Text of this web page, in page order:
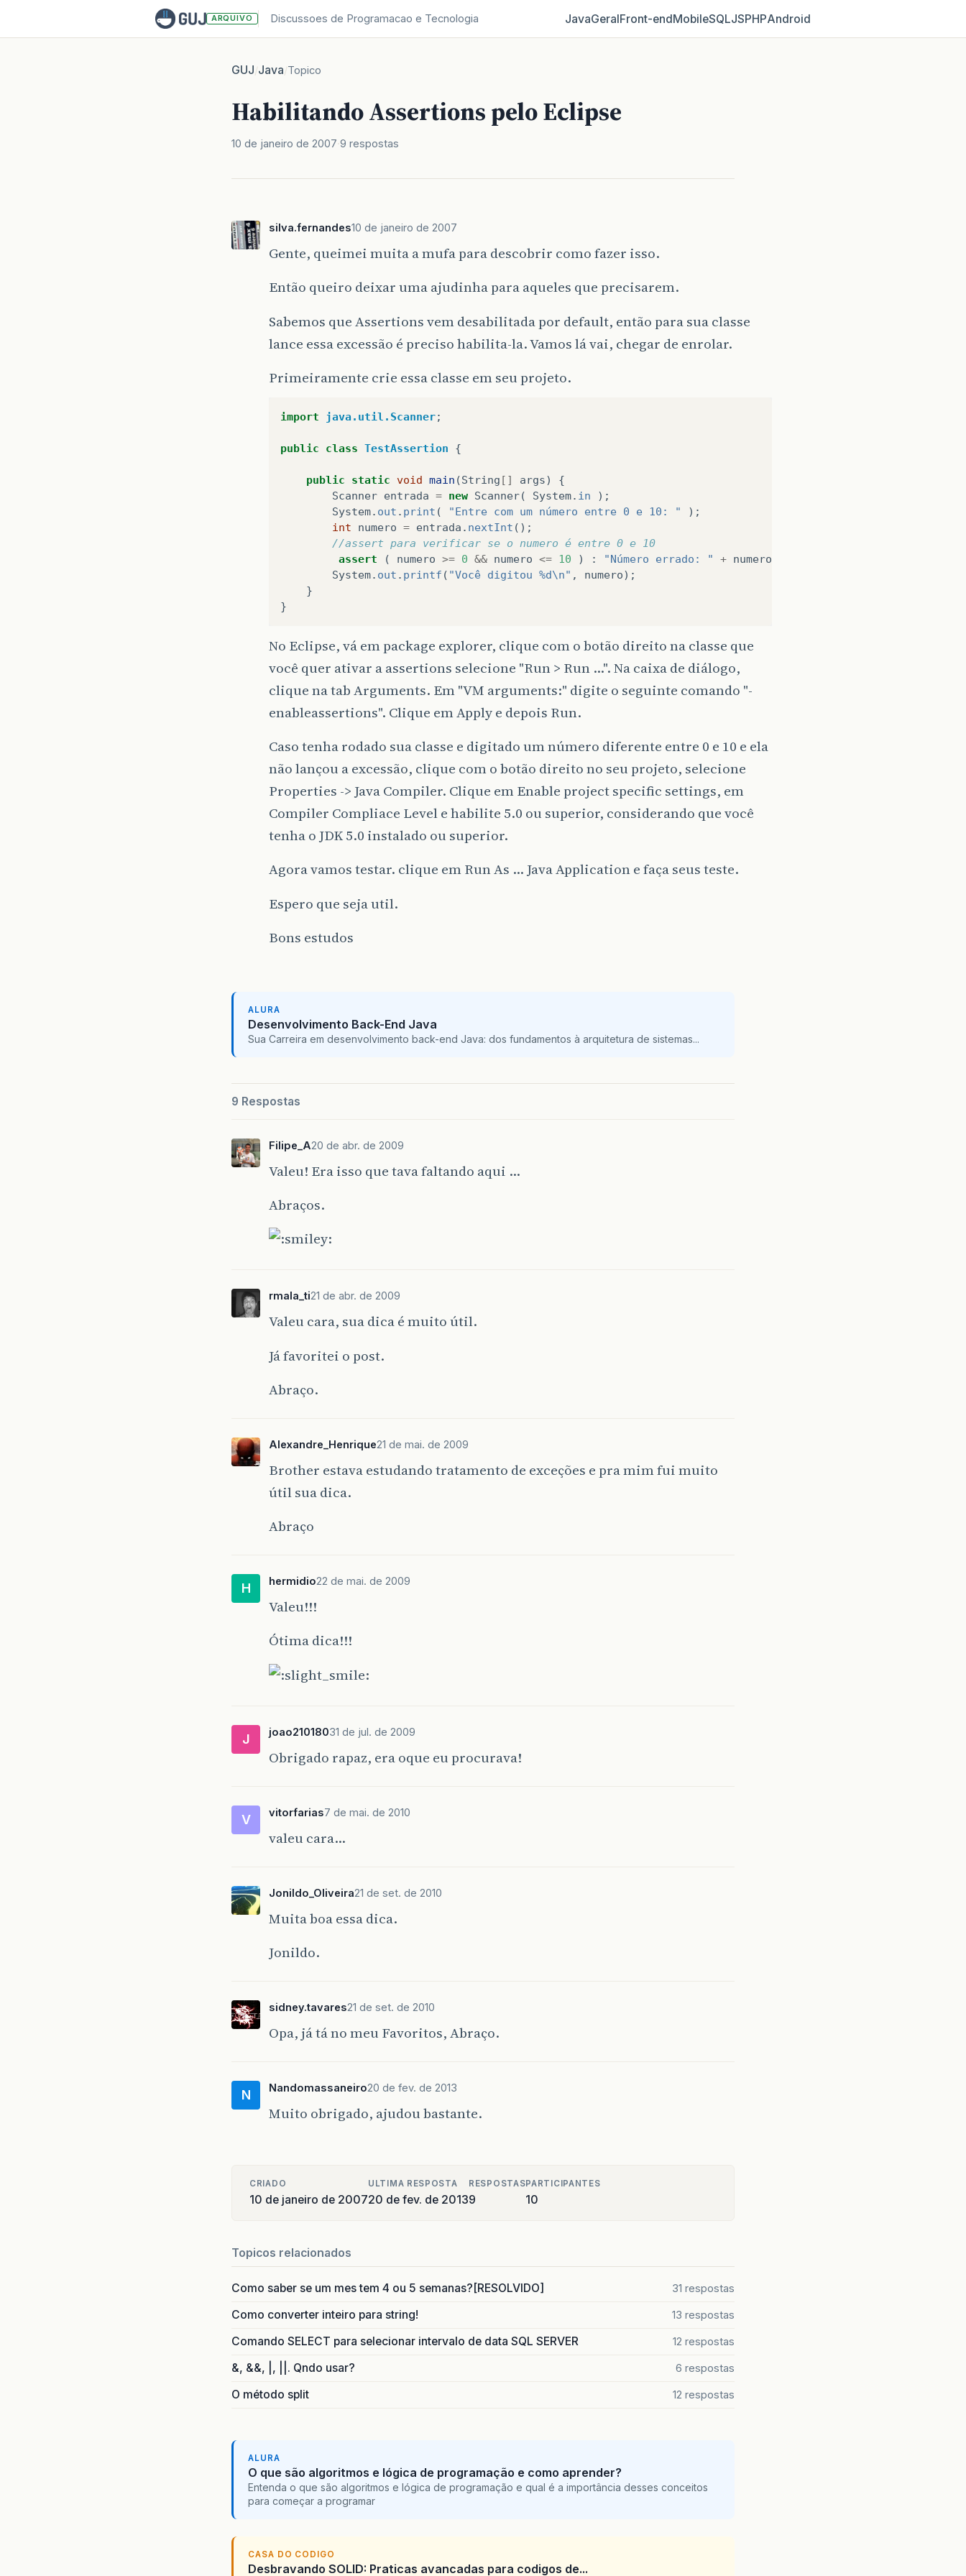
ARQUIVO Discussoes de Programacao e Tecnologia JavaGeralFront‑endMobileSQLJSPHPAndroid
GUJ/Java/Topico
Habilitando Assertions pelo Eclipse
10 de janeiro de 2007 9 respostas
silva.fernandes10 de janeiro de 2007
Gente, queimei muita a mufa para descobrir como fazer isso.
Então queiro deixar uma ajudinha para aqueles que precisarem.
Sabemos que Assertions vem desabilitada por default, então para sua classe
lance essa excessão é preciso habilita-la. Vamos lá vai, chegar de enrolar.
Primeiramente crie essa classe em seu projeto.
import java.util.Scanner;
public class TestAssertion {
public static void main (String [] args)
{
Scanner entrada = new Scanner( System. in
);
System. out . print ( "Entre com um número entre 0 e 10: "
);
int
numero = entrada . nextInt ();
//assert para verificar se o numero é entre 0 e 10
assert
( numero >= 0 && numero <= 10 ) : "Número errado: " + numero
System. out . printf ( "Você digitou %d\n" , numero);
}
}
No Eclipse, vá em package explorer, clique com o botão direito na classe que
você quer ativar a assertions selecione "Run > Run ...". Na caixa de diálogo,
clique na tab Arguments. Em "VM arguments:" digite o seguinte comando "-
enableassertions". Clique em Apply e depois Run.
Caso tenha rodado sua classe e digitado um número diferente entre 0 e 10 e ela
não lançou a excessão, clique com o botão direito no seu projeto, selecione
Properties -> Java Compiler. Clique em Enable project specific settings, em
Compiler Compliace Level e habilite 5.0 ou superior, considerando que você
tenha o JDK 5.0 instalado ou superior.
Agora vamos testar. clique em Run As ... Java Application e faça seus teste.
Espero que seja util.
Bons estudos
ALURA
Desenvolvimento Back-End Java
Sua Carreira em desenvolvimento back-end Java: dos fundamentos à arquitetura de sistemas...
9 Respostas
Filipe_A20 de abr. de 2009
Valeu! Era isso que tava faltando aqui …
Abraços.
rmala_ti21 de abr. de 2009
Valeu cara, sua dica é muito útil.
Já favoritei o post.
Abraço.
Alexandre_Henrique21 de mai. de 2009
Brother estava estudando tratamento de exceções e pra mim fui muito
útil sua dica.
Abraço
H hermidio22 de mai. de 2009
Valeu!!!
Ótima dica!!!
J joao21018031 de jul. de 2009
Obrigado rapaz, era oque eu procurava!
V vitorfarias7 de mai. de 2010
valeu cara…
Jonildo_Oliveira21 de set. de 2010
Muita boa essa dica.
Jonildo.
sidney.tavares21 de set. de 2010
Opa, já tá no meu Favoritos, Abraço.
N Nandomassaneiro20 de fev. de 2013
Muito obrigado, ajudou bastante.
CRIADO
10 de janeiro de 2007
ULTIMA RESPOSTA
20 de fev. de 2013
RESPOSTAS
9
PARTICIPANTES
10
Topicos relacionados
Como saber se um mes tem 4 ou 5 semanas?[RESOLVIDO] 31 respostas
Como converter inteiro para string! 13 respostas
Comando SELECT para selecionar intervalo de data SQL SERVER 12 respostas
&, &&, |, ||. Qndo usar? 6 respostas
O método split 12 respostas
ALURA
O que são algoritmos e lógica de programação e como aprender?
Entenda o que são algoritmos e lógica de programação e qual é a importância desses conceitos
para começar a programar
CASA DO CODIGO
Desbravando SOLID: Praticas avancadas para codigos de...